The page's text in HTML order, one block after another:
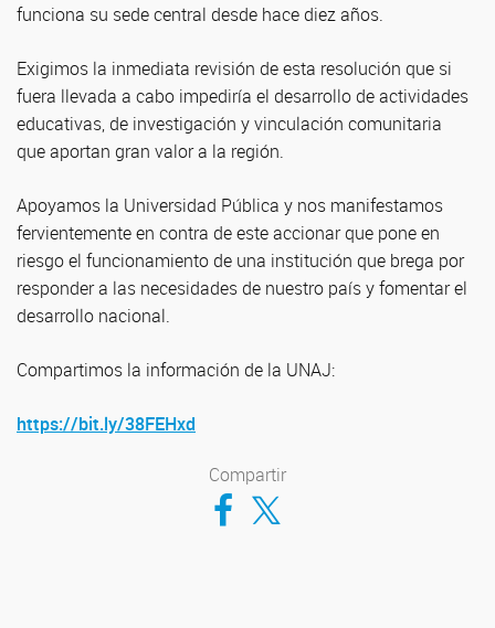
funciona su sede central desde hace diez años.
Exigimos la inmediata revisión de esta resolución que si
fuera llevada a cabo impediría el desarrollo de actividades
educativas, de investigación y vinculación comunitaria
que aportan gran valor a la región.
Apoyamos la Universidad Pública y nos manifestamos
fervientemente en contra de este accionar que pone en
riesgo el funcionamiento de una institución que brega por
responder a las necesidades de nuestro país y fomentar el
desarrollo nacional.
Compartimos la información de la UNAJ:
https://bit.ly/38FEHxd
Compartir
Compartir en Facebook
Compartir en Twitter